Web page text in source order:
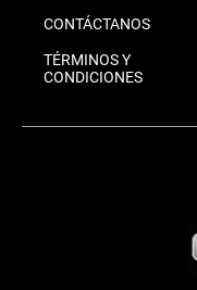
CONTÁCTANOS
TÉRMINOS Y
CONDICIONES